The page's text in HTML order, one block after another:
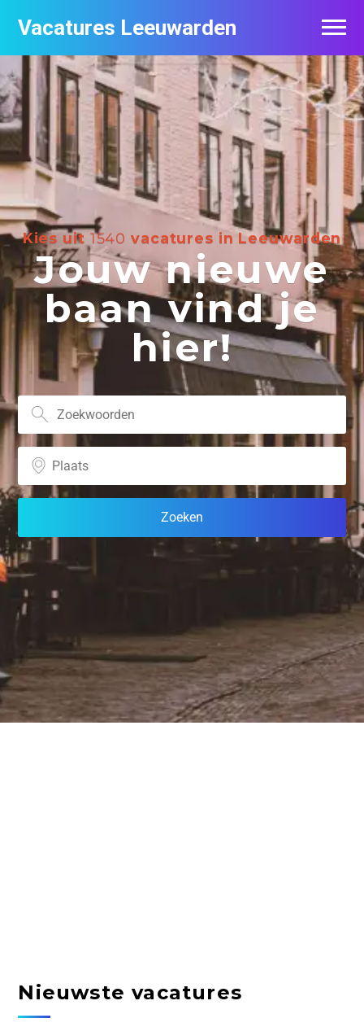
Vacatures Leeuwarden
Kies uit 1540 vacatures in Leeuwarden
Jouw nieuwe
baan vind je
hier!
Nieuwste vacatures
Vacatures per bedrijf
De populairste vacatures in Leeuwarden
Nieuwsbrief feed